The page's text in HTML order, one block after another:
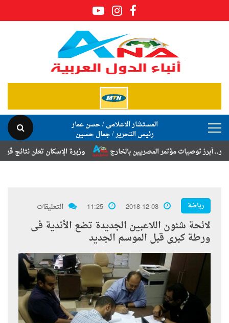
المستشار الاعلامى / حسن عمار
رئيس التحرير / جمال حسين
وزيرة الإسكان تعلن نتائج قرعة
مؤتمر المصريين بالخارج
رياضة 2018-12-08
11:25 التعليقات
لائحة شئون اللاعبين الجديدة تضع الأندية فى
ورطة كبرى قبل الموسم الجديد